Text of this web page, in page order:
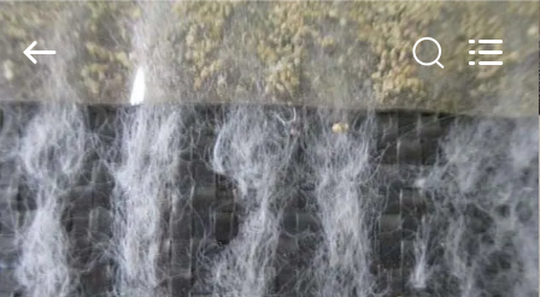
집
제
품
2020
-
2026
HUATAO
LOVER
LTD.
All
Rights
Reserved.